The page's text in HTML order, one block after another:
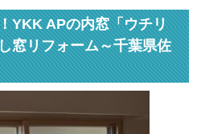
YKK APの内窓「ウチリ
窓リフォーム～千葉県佐